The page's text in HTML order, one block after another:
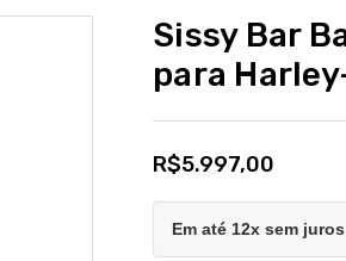
Sissy Bar
para
R$5.997,00
Em até 12x sem juros